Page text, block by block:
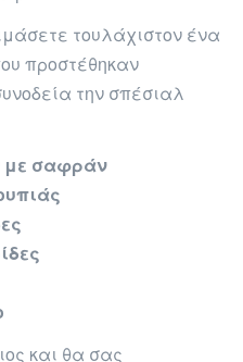
τουλάχιστον ένα
προστέθηκαν
την σπέσιαλ
με σαφράν
και θα σας